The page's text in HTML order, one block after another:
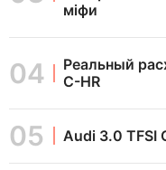
міфи
Реальный
C-HR
Audi 3.0 TFSI